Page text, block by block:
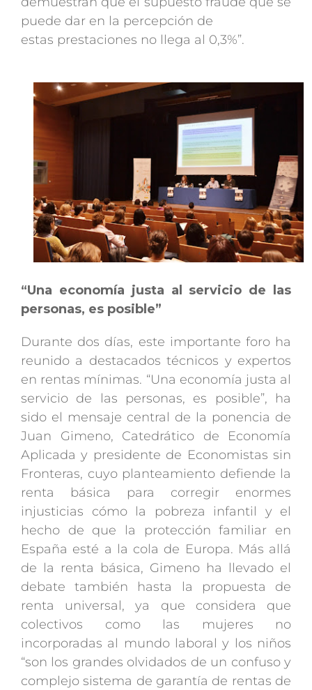
puede dar en la percepción de
estas prestaciones no llega al 0,3%”.
“Una economía justa al servicio de las
personas, es posible”
Durante dos días, este importante foro ha
reunido a destacados técnicos y expertos
en rentas mínimas. “Una economía justa al
servicio de las personas, es posible”, ha
sido el mensaje central de la ponencia de
Juan Gimeno, Catedrático de Economía
Aplicada y presidente de Economistas sin
Fronteras, cuyo planteamiento defiende la
renta básica para corregir enormes
injusticias cómo la pobreza infantil y el
hecho de que la protección familiar en
España esté a la cola de Europa. Más allá
de la renta básica, Gimeno ha llevado el
debate también hasta la propuesta de
renta universal, ya que considera que
colectivos como las mujeres no
incorporadas al mundo laboral y los niños
“son los grandes olvidados de un confuso y
complejo sistema de garantía de rentas de